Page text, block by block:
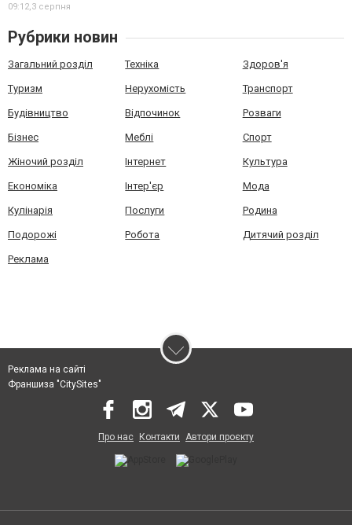
09:12, 3 серпня
Рубрики новин
Загальний розділ Техніка Здоров'я
Туризм Нерухомість Транспорт
Будівництво Відпочинок Розваги
Бізнес Меблі Спорт
Жіночий розділ Інтернет Культура
Економіка Інтер'єр Мода
Кулінарія Послуги Родина
Подорожі Робота Дитячий розділ
Реклама
Реклама на сайті
Франшиза "CitySites"
Про нас Контакти Автори проєкту